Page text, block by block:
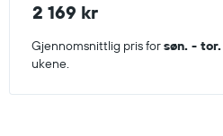
2 169 kr
Gjennomsnittlig pris forsøn. - tor.
ukene.